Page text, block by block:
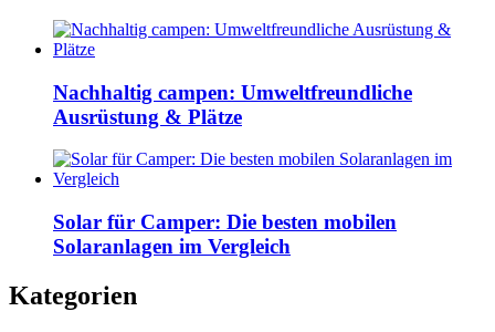
Nachhaltig campen: Umweltfreundliche
Ausrüstung & Plätze
Solar für Camper: Die besten mobilen
Solaranlagen im Vergleich
Kategorien